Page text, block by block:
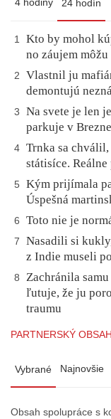
4 hodiny 24 hodín
1
Kto by mohol
no záujem
2
Vlastnil ju
demontujú
3
Na svete je len
parkuje v Brezne
4 Trnka sa
státisíce.
5
Kým prijímala
Úspešná
6 Toto nie je
7
Nasadili si
z Indie museli
8
Zachránila
ľutuje, že ju
traumu
PARTNERSKÝ OBSAH
Vybrané Najnovšie
Obsah spolupráce s